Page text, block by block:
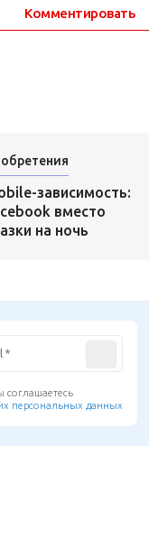
Комментировать
зависимость:
вместо
на ночь
соглашаетесь
персональных данных